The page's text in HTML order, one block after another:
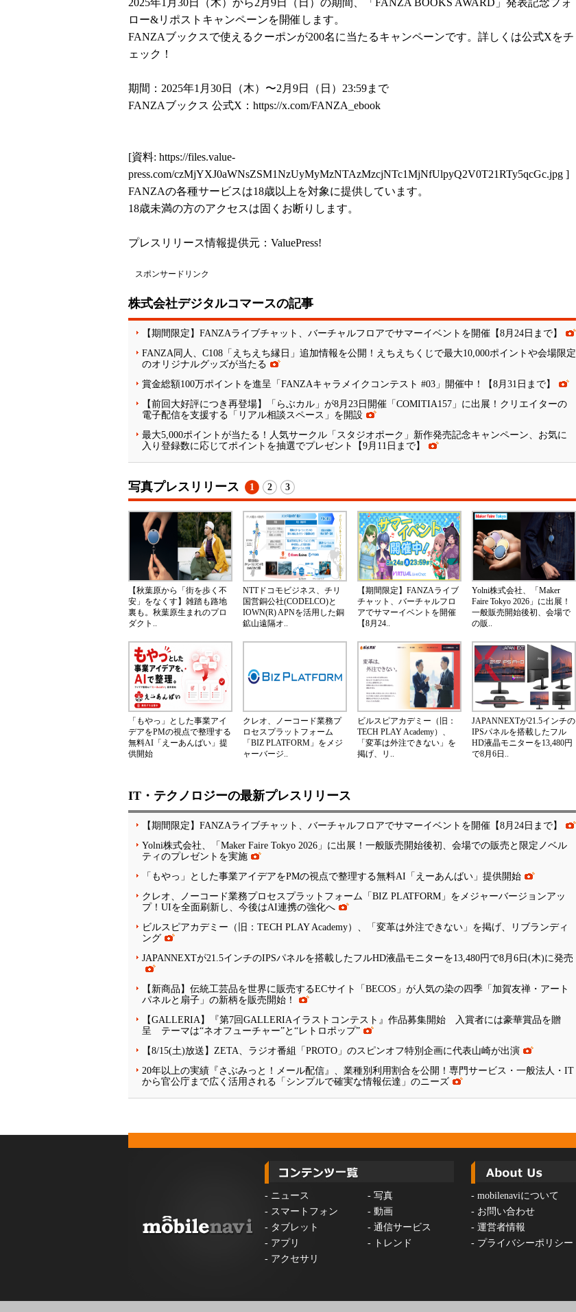
2025年1月30日（木）から2月9日（日）の期間、「FANZA BOOKS AWARD」発表記念フォ
ロー&リポストキャンペーンを開催します。
FANZAブックスで使えるクーポンが200名に当たるキャンペーンです。詳しくは公式Xをチ
ェック！
期間：2025年1月30日（木）〜2月9日（日）23:59まで
FANZAブックス 公式X： https://x.com/FANZA_ebook
[資料: https://files.value-
press.com/czMjYXJ0aWNsZSM1NzUyMyMzNTAzMzcjNTc1MjNfUlpyQ2V0T21RTy5qcGc.jpg ]
FANZAの各種サービスは18歳以上を対象に提供しています。
18歳未満の方のアクセスは固くお断りします。
プレスリリース情報提供元： ValuePress!
スポンサードリンク
株式会社デジタルコマースの記事
【期間限定】FANZAライブチャット、バーチャルフロアでサマーイベントを開催【8月24日まで】
FANZA同人、C108「えちえち縁日」追加情報を公開！えちえちくじで最大10,000ポイントや会場限定
のオリジナルグッズが当たる
賞金総額100万ポイントを進呈「FANZAキャラメイクコンテスト #03」開催中！【8月31日まで】
【前回大好評につき再登場】「らぶカル」が8月23日開催「COMITIA157」に出展！クリエイターの
電子配信を支援する「リアル相談スペース」を開設
最大5,000ポイントが当たる！人気サークル「スタジオポーク」新作発売記念キャンペーン、お気に
入り登録数に応じてポイントを抽選でプレゼント【9月11日まで】
写真プレスリリース 1 2 3
【秋葉原から「街を歩く不
安」をなくす】雑踏も路地
裏も。秋葉原生まれのプロ
ダクト..
NTTドコモビジネス、チリ
国営銅公社(CODELCO)と
IOWN(R) APNを活用した銅
鉱山遠隔オ..
【期間限定】FANZAライブ
チャット、バーチャルフロ
アでサマーイベントを開催
【8月24..
Yolni株式会社、「Maker
Faire Tokyo 2026」に出展！
一般販売開始後初、会場で
の販..
「もやっ」とした事業アイ
デアをPMの視点で整理する
無料AI「えーあんばい」提
供開始
クレオ、ノーコード業務プ
ロセスプラットフォーム
「BIZ PLATFORM」をメジ
ャーバージ..
ビルスピアカデミー（旧：
TECH PLAY Academy）、
「変革は外注できない」を
掲げ、リ..
JAPANNEXTが21.5インチの
IPSパネルを搭載したフル
HD液晶モニターを13,480円
で8月6日..
IT・テクノロジーの最新プレスリリース
【期間限定】FANZAライブチャット、バーチャルフロアでサマーイベントを開催【8月24日まで】
Yolni株式会社、「Maker Faire Tokyo 2026」に出展！一般販売開始後初、会場での販売と限定ノベル
ティのプレゼントを実施
「もやっ」とした事業アイデアをPMの視点で整理する無料AI「えーあんばい」提供開始
クレオ、ノーコード業務プロセスプラットフォーム「BIZ PLATFORM」をメジャーバージョンアッ
プ！UIを全面刷新し、今後はAI連携の強化へ
ビルスピアカデミー（旧：TECH PLAY Academy）、「変革は外注できない」を掲げ、リブランディ
ング
JAPANNEXTが21.5インチのIPSパネルを搭載したフルHD液晶モニターを13,480円で8月6日(木)に発売
【新商品】伝統工芸品を世界に販売するECサイト「BECOS」が人気の染の四季「加賀友禅・アート
パネルと扇子」の新柄を販売開始！
【GALLERIA】『第7回GALLERIAイラストコンテスト』作品募集開始 入賞者には豪華賞品を贈
呈 テーマは“ネオフューチャー”と“レトロポップ”
【8/15(土)放送】ZETA、ラジオ番組「PROTO」のスピンオフ特別企画に代表山崎が出演
20年以上の実績『さぶみっと！メール配信』、業種別利用割合を公開！専門サービス・一般法人・IT
から官公庁まで広く活用される「シンプルで確実な情報伝達」のニーズ
- ニュース - 写真
- スマートフォン - 動画
- タブレット - 通信サービス
- アプリ -
トレンド
- アクセサリ
- mobilenaviについて
- お問い合わせ
- 運営者情報
- プライバシーポリシー